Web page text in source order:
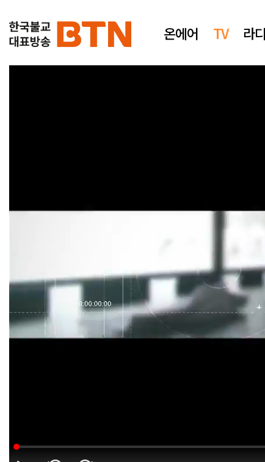
온에어 TV 라